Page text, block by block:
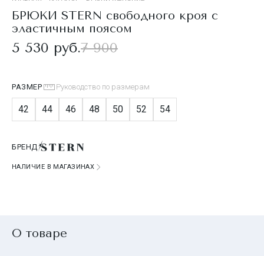
БРЮКИ STERN свободного кроя с
эластичным поясом
5 530 руб.7 900
РАЗМЕР Руководство по размерам
42 44 46 48 50 52 54
БРЕНД
НАЛИЧИЕ В МАГАЗИНАХ
О товаре